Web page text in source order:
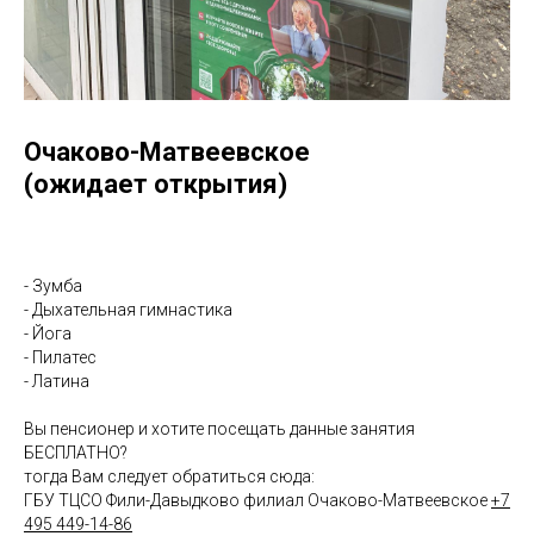
Очаково-Матвеевское
(ожидает открытия)
- Зумба
- Дыхательная гимнастика
- Йога
- Пилатес
- Латина
Вы пенсионер и хотите посещать данные занятия
БЕСПЛАТНО?
тогда Вам следует обратиться сюда:
ГБУ ТЦСО Фили-Давыдково филиал Очаково-Матвеевское+7
495 449-14-86